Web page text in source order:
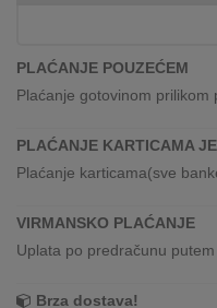
KUPITI?
ENERGETSKE
UČINKOVITOSTI
DIGITALIS
PLAĆANJE POUZEĆEM
Plaćanje gotovinom prilikom
PLAĆANJE KARTICAMA
Plaćanje karticama(sve
VIRMANSKO PLAĆANJE
Uplata po predračunu
Brza dostava!